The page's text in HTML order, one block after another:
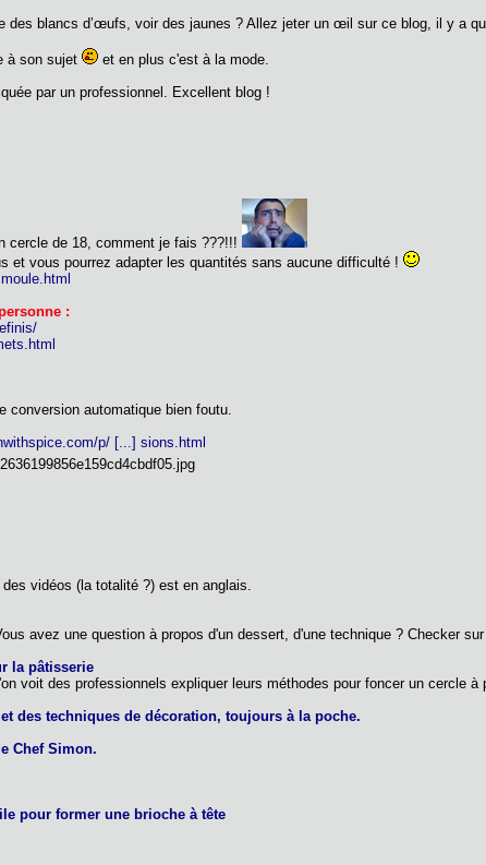
des blancs d’œufs, voir des jaunes ? Allez jeter un œil sur ce blog, il y a
à son sujet
et en plus c'est à la mode.
par un professionnel. Excellent blog !
cercle de 18, comment je fais ???!!!
et vous pourrez adapter les quantités sans aucune difficulté !
:
conversion automatique bien foutu.
p/ [...] sions.html
vidéos (la totalité ?) est en anglais.
avez une question à propos d'un dessert, d'une technique ? Checker
la pâtisserie
voit des professionnels expliquer leurs méthodes pour foncer un cercle à
des techniques de décoration, toujours à la poche.
Chef Simon.
pour former une brioche à tête